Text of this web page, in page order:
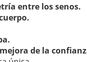
entre los senos.
mejora de la